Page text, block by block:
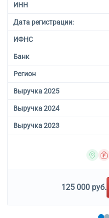
ИНН
Дата регистрации:
ИФНС
Банк
Регион
Выручка 2025
Выручка 2024
Выручка 2023
125 000 руб.